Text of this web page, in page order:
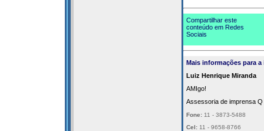
Compartilhar este
conteúdo em Redes
Sociais
Mais informações para a
Luiz Henrique Miranda
AMIgo!
Assessoria de imprensa Q
Fone: 11 - 3873-5488
Cel:11 - 9658-8766